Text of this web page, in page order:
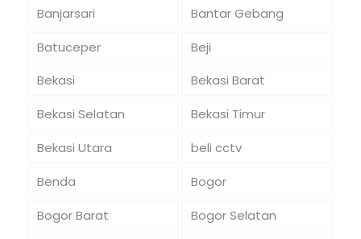
Banjarsari
Bantar Gebang
Batuceper
Beji
Bekasi
Bekasi Barat
Bekasi Selatan
Bekasi Timur
Bekasi Utara
beli cctv
Benda
Bogor
Bogor Barat
Bogor Selatan